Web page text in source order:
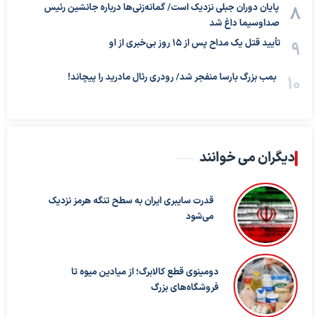
پایان دوران جبلی نزدیک است/ گمانه‌زنی‌ها درباره جانشین رئیس
صداوسیما داغ شد
تأیید قتل یک مداح پس از ۱۵ روز بی‌خبری از او
بمب بزرگ بارسا منفجر شد/ رودری رئال مادرید را پیچاند!
دیگران می خوانند
قدرت سایبری ایران به سطح تنگه هرمز نزدیک
می‌شود
دومینوی قطع کالابرگ؛ از میادین میوه تا
فروشگاه‌های بزرگ